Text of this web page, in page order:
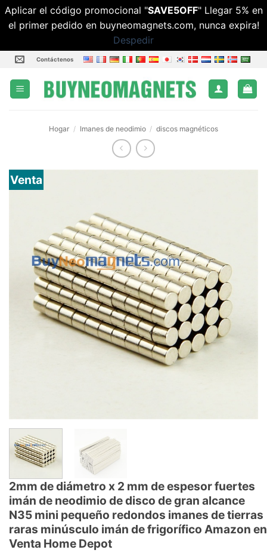
Aplicar el código promocional "SAVE5OFF" Llegar 5% en
el primer pedido en buyneomagnets.com, nunca expira!
Despedir
Saltar
contenido
Contáctenos
Hogar / Imanes de neodimio / discos magnéticos
Venta
2mm de diámetro x 2 mm de espesor fuertes
imán de neodimio de disco de gran alcance
N35 mini pequeño redondos imanes de tierras
raras minúsculo imán de frigorífico Amazon en
Venta Home Depot